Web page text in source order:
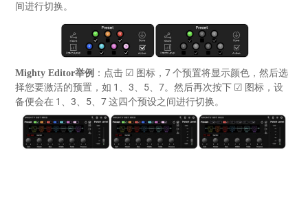
间进行切换。
Mighty Editor举例 ： 点击 ☑ 图标，7 个预置将显示颜色，然后选
择您要激活的预置，如 1、3、5、7。然后再次按下 ☑ 图标，设
备便会在 1、3、5、7 这四个预设之间进行切换。